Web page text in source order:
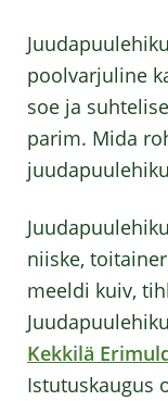
poolvarjuline
soe ja
parim. Mida
niiske,
meeldi kuiv,
Kekkilä
Istutuskaugus